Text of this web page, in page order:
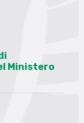
Ministero